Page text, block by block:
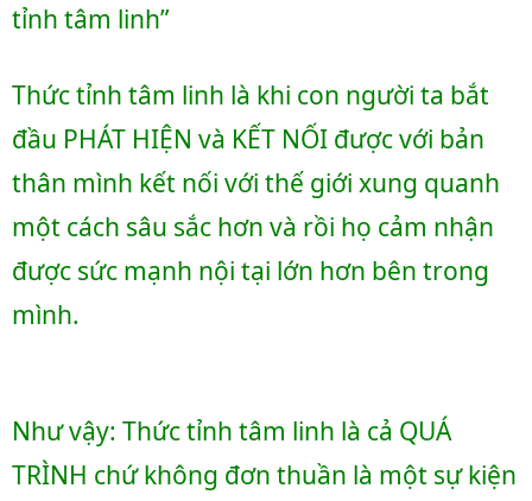
tỉnh tâm linh”
Thức tỉnh tâm linh là khi con người ta bắt
đầu PHÁT HIỆN và KẾT NỐI được với bản
thân mình kết nối với thế giới xung quanh
một cách sâu sắc hơn và rồi họ cảm nhận
được sức mạnh nội tại lớn hơn bên trong
mình.
Như vậy: Thức tỉnh tâm linh là cả QUÁ
TRÌNH chứ không đơn thuần là một sự kiện